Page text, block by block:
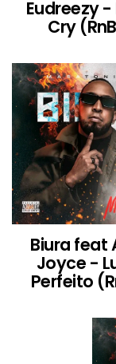
Eudreezy
Cry
Biura feat
Joyce -
Perfeito